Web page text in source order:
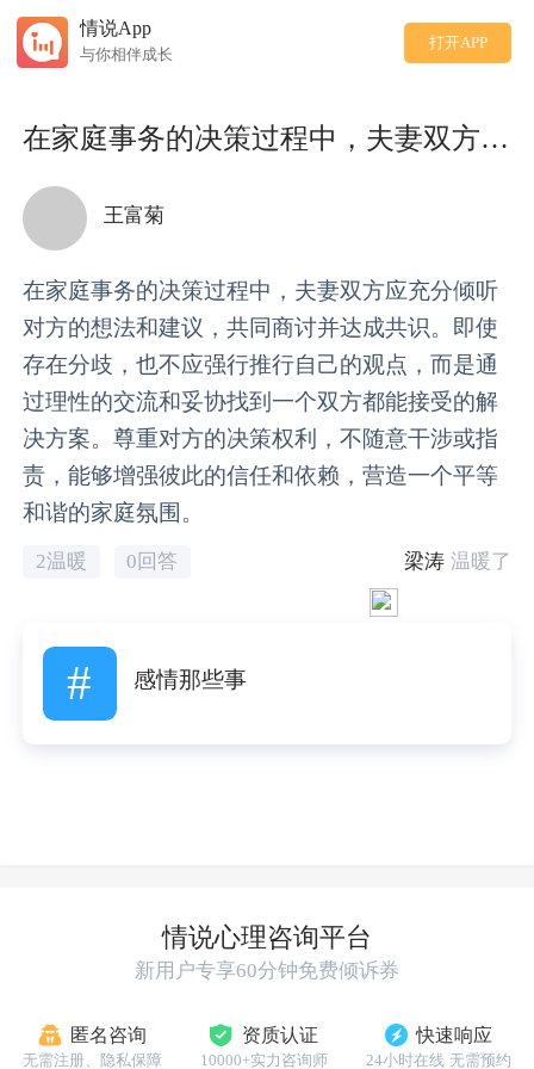
情说App
与你相伴成长
打开APP
在家庭事务的决策过程中，夫妻双方应充分倾听对方的想法和
王富菊
在家庭事务的决策过程中，夫妻双方应充分倾听
对方的想法和建议，共同商讨并达成共识。即使
存在分歧，也不应强行推行自己的观点，而是通
过理性的交流和妥协找到一个双方都能接受的解
决方案。尊重对方的决策权利，不随意干涉或指
责，能够增强彼此的信任和依赖，营造一个平等
和谐的家庭氛围。
2温暖 0回答 梁涛 温暖了
# 感情那些事
情说心理咨询平台
新用户专享60分钟免费倾诉券
匿名咨询
无需注册、隐私保障
资质认证
10000+实力咨询师
快速响应
24小时在线 无需预约